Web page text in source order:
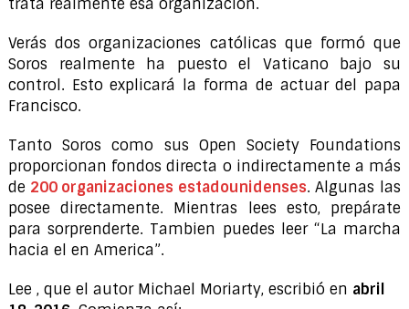
trata realmente esa organización.
Verás dos organizaciones católicas que formó que
Soros realmente ha puesto el Vaticano bajo su
control. Esto explicará la forma de actuar del papa
Francisco.
Tanto Soros como sus Open Society Foundations
proporcionan fondos directa o indirectamente a más
de 200 organizaciones estadounidenses. Algunas las
posee directamente. Mientras lees esto, prepárate
para sorprenderte. Tambien puedes leer “La marcha
hacia el en America”.
Lee , que el autor Michael Moriarty, escribió en abril